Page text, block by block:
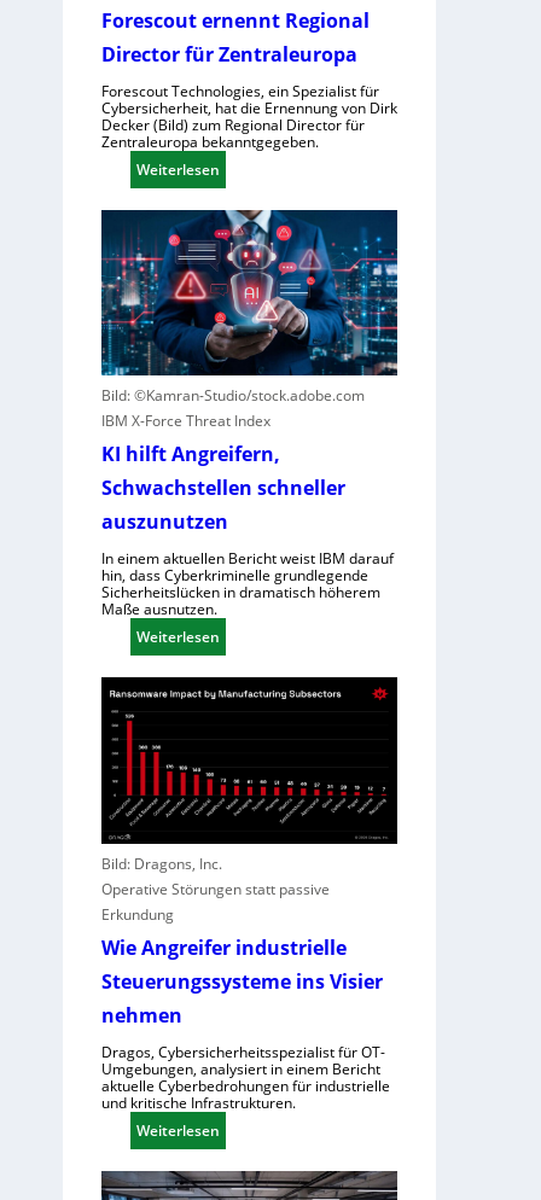
r
l
e
b
e
n
V
o
r
w
ü
r
f
e
w
g
e
n
c
h
l
e
h
i
t
u
n
Forescout ernennt Regional
Director für Zentraleuropa
Forescout Technologies, ein Spezialist für
Cybersicherheit, hat die Ernennung von Dirk
Decker (Bild) zum Regional Director für
Zentraleuropa bekanntgegeben.
Weiterlesen:
F
o
r
e
s
c
o
u
t
e
r
e
n
t
R
e
i
o
l
D
c
o
r
r
Z
e
n
r
Bild: ©Kamran-Studio/stock.adobe.com
IBM X-Force Threat Index
KI hilft Angreifern,
Schwachstellen schneller
auszunutzen
In einem aktuellen Bericht weist IBM darauf
hin, dass Cyberkriminelle grundlegende
Sicherheitslücken in dramatisch höherem
Maße ausnutzen.
Weiterlesen:
K
I
f
t
n
g
e
f
n
,
S
c
h
w
Bild: Dragons, Inc.
Operative Störungen statt passive
Erkundung
Wie Angreifer industrielle
Steuerungssysteme ins Visier
nehmen
Dragos, Cybersicherheitsspezialist für OT-
Umgebungen, analysiert in einem Bericht
aktuelle Cyberbedrohungen für industrielle
und kritische Infrastrukturen.
Weiterlesen:
W
i